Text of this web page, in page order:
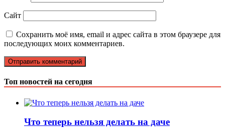
Сайт
Сохранить моё имя, email и адрес сайта в этом браузере для
последующих моих комментариев.
Топ новостей на сегодня
Что теперь нельзя делать на даче